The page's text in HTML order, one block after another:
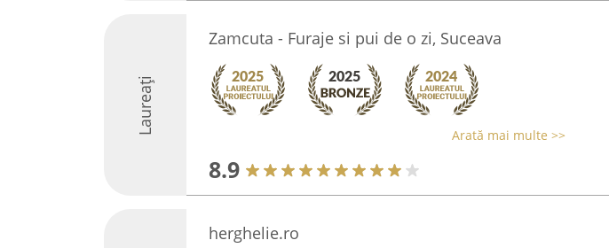
Laureați
Zamcuta - Furaje si pui de o zi, Suceava
Arată mai multe >>
8.9
herghelie.ro